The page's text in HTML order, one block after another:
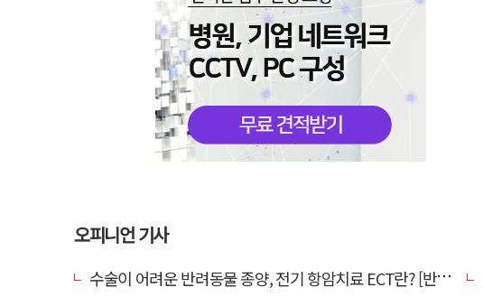
오피니언 기사
수술이 어려운 반려동물 종양, 전기 항암치료 ECT란? [반려동물 건강톡톡]